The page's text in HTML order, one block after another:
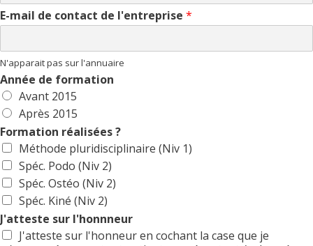
E-mail de contact de l'entreprise *
N'apparait pas sur l'annuaire
Année de formation
Avant 2015
Après 2015
Formation réalisées ?
Méthode pluridisciplinaire (Niv 1)
Spéc. Podo (Niv 2)
Spéc. Ostéo (Niv 2)
Spéc. Kiné (Niv 2)
J'atteste sur l'honnneur
J'atteste sur l'honneur en cochant la case que je